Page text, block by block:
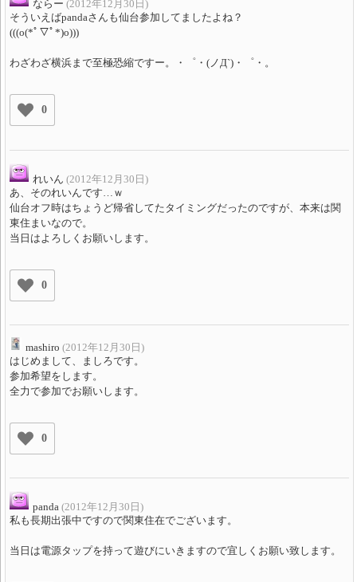
ならー (2012年12月30日)
そういえばpandaさんも仙台参加してましたよね？
(((o(*ﾟ▽ﾟ*)o)))
わざわざ横浜まで至極恐縮ですー。・゜・(ノД`)・゜・。
0
れいん (2012年12月30日)
あ、そのれいんです…ｗ
仙台オフ時はちょうど帰省してたタイミングだったのですが、本来は関
東住まいなので。
当日はよろしくお願いします。
0
mashiro (2012年12月30日)
はじめまして、ましろです。
参加希望をします。
全力で参加でお願いします。
0
panda (2012年12月30日)
私も長期出張中ですので関東住在でございます。
当日は電源タップを持って遊びにいきますので宜しくお願い致します。